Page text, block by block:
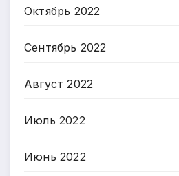
Октябрь 2022
Сентябрь 2022
Август 2022
Июль 2022
Июнь 2022